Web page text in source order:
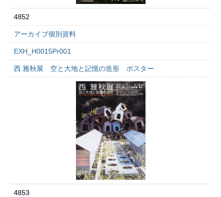
4852
アーカイブ個別資料
EXH_H0015Pr001
西 雅秋展 空と大地と記憶の造形 ポスター
4853